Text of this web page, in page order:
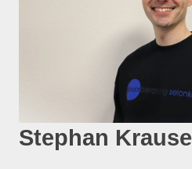
Stephan Krause